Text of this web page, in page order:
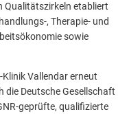
Qualitätszirkeln etabliert
, Therapie- und
sowie
Vallendar erneut
die Deutsche Gesellschaft
ge­prüfte, qualifizierte